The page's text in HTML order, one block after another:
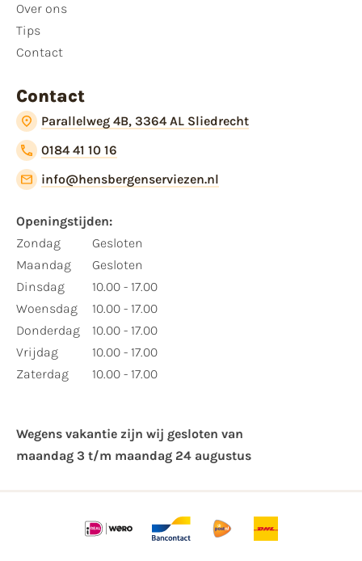
Over ons
Tips
Contact
Contact
Parallelweg 4B, 3364 AL Sliedrecht
0184 41 10 16
info@hensbergenserviezen.nl
Openingstijden:
Zondag
Maandag
Dinsdag
Woensdag
Donderdag
Vrijdag
Zaterdag
Gesloten
Gesloten
10.00 - 17.00
10.00 - 17.00
10.00 - 17.00
10.00 - 17.00
10.00 - 17.00
Wegens vakantie zijn wij gesloten van ​
maandag 3 t/m maandag 24 augustus